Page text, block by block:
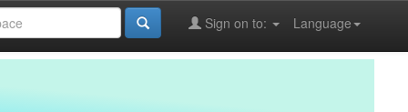
Language
Sign on to: